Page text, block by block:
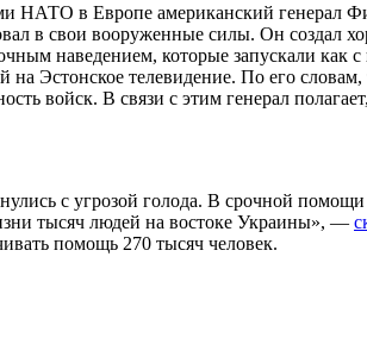
в Европе американский генерал
в свои вооруженные силы. Он
наведением, которые запускали
на Эстонское телевидение. По его
войск. В связи с этим генерал
с угрозой голода. В срочной
тысяч людей на востоке Украины», —
помощь 270 тысяч человек.